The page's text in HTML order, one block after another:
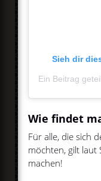
Sieh dir
Wie findet
Für alle, die sich
möchten, gilt laut
machen!